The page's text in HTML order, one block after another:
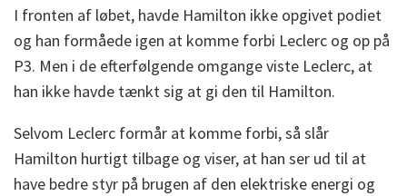
I fronten af løbet, havde Hamilton ikke opgivet podiet
og han formåede igen at komme forbi Leclerc og op på
P3. Men i de efterfølgende omgange viste Leclerc, at
han ikke havde tænkt sig at gi den til Hamilton.
Selvom Leclerc formår at komme forbi, så slår
Hamilton hurtigt tilbage og viser, at han ser ud til at
have bedre styr på brugen af den elektriske energi og